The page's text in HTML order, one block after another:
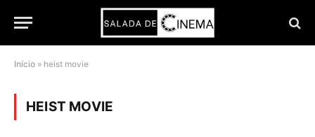
Início » heist movie
HEIST MOVIE